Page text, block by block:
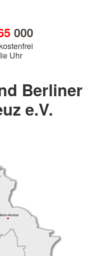
000
Uhr
Berliner
e.V.